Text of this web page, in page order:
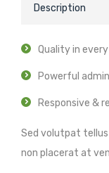
Description
Quality in
Powerful
Responsive &
Sed volutpat
non placerat at